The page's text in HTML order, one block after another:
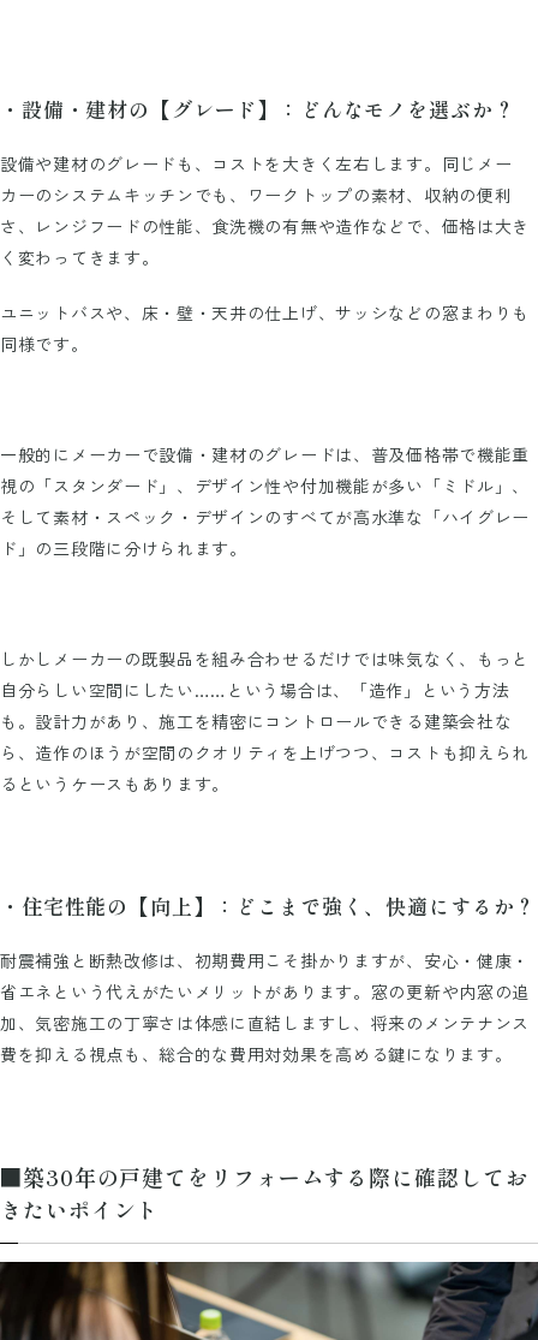
・設備・建材の【グレード】：どんなモノを選ぶか？
設備や建材のグレードも、コストを大きく左右します。同じメー
カーのシステムキッチンでも、ワークトップの素材、収納の便利
さ、レンジフードの性能、食洗機の有無や造作などで、価格は大き
く変わってきます。
ユニットバスや、床・壁・天井の仕上げ、サッシなどの窓まわりも
同様です。
一般的にメーカーで設備・建材のグレードは、普及価格帯で機能重
視の「スタンダード」、デザイン性や付加機能が多い「ミドル」、
そして素材・スペック・デザインのすべてが高水準な「ハイグレー
ド」の三段階に分けられます。
しかしメーカーの既製品を組み合わせるだけでは味気なく、もっと
自分らしい空間にしたい……という場合は、「造作」という方法
も。設計力があり、施工を精密にコントロールできる建築会社な
ら、造作のほうが空間のクオリティを上げつつ、コストも抑えられ
るというケースもあります。
・住宅性能の【向上】：どこまで強く、快適にするか？
耐震補強と断熱改修は、初期費用こそ掛かりますが、安心・健康・
省エネという代えがたいメリットがあります。窓の更新や内窓の追
加、気密施工の丁寧さは体感に直結しますし、将来のメンテナンス
費を抑える視点も、総合的な費用対効果を高める鍵になります。
■築30年の戸建てをリフォームする際に確認してお
きたいポイント